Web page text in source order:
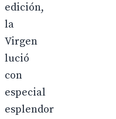
edición,
la
Virgen
lució
con
especial
esplendor